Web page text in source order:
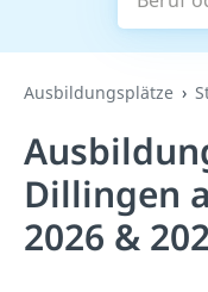
Ausbildungsplätze
Dillingen
2026 &